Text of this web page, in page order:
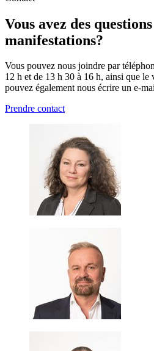
Vous avez des
manifestations?
Vous pouvez nous joindre par
12 h et de 13 h 30 à 16 h, ainsi que le
pouvez également nous écrire un e-
Prendre contact